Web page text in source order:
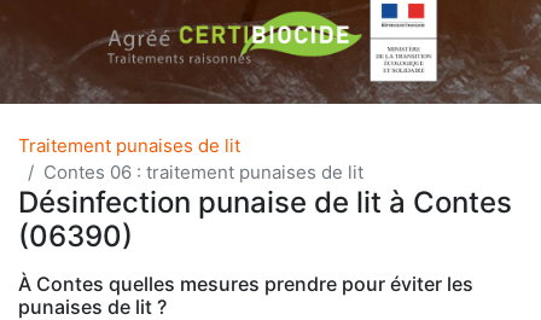
Traitement punaises de lit
Contes 06 : traitement punaises de lit
Désinfection punaise de lit à Contes
(06390)
À Contes quelles mesures prendre pour éviter les
punaises de lit ?